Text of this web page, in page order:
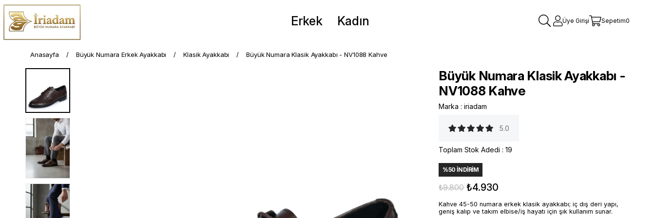
Erkek Kadın Üye Girişi Sepetim0
Anasayfa Büyük Numara Erkek Ayakkabı Klasik Ayakkabı Büyük Numara Klasik Ayakkabı - NV1088 Kahve
Büyük Numara Klasik Ayakkabı -
NV1088 Kahve
Marka : iriadam
5.0
Toplam Stok Adedi : 19
%50 İNDIRIM
₺9.800 ₺4.930
Kahve 45-50 numara erkek klasik ayakkabı; iç dış deri yapı,
geniş kalıp ve takım elbise/iş hayatı için şık kullanım sunar.